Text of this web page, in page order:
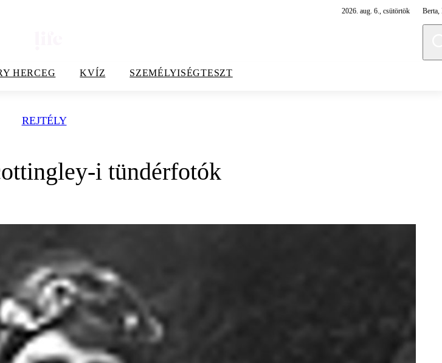
2026. aug. 6., csütörtök Berta,
HERCEG KVÍZ SZEMÉLYISÉGTESZT
REJTÉLY
i tündérfotók